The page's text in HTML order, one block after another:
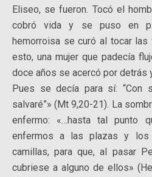
Eliseo, se fueron. Tocó el
cobró vida y se puso en
hemorroisa se curó al tocar las
esto, una mujer que padecía
doce años se acercó por detrás
Pues se decía para sí: “Con
salvaré”» (Mt 9,20-21). La
enfermo: «…hasta tal punto
enfermos a las plazas y los
camillas, para que, al pasar
cubriese a alguno de ellos»